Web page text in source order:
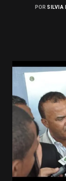
POR SILVIA